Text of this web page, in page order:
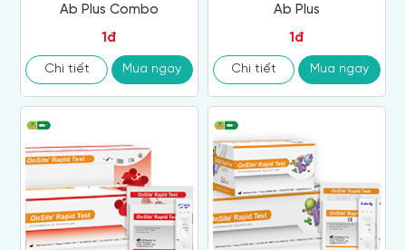
Ab Plus Combo
1đ
Chi tiết Mua ngay
Ab Plus
1đ
Chi tiết Mua ngay